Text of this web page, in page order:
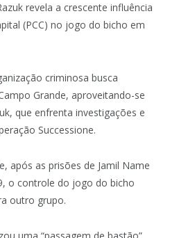
revela a crescente influência
(PCC) no jogo do bicho em
criminosa busca
Grande, aproveitando-se
que enfrenta investigações e
Successione.
após as prisões de Jamil Name
o controle do jogo do bicho
outro grupo.